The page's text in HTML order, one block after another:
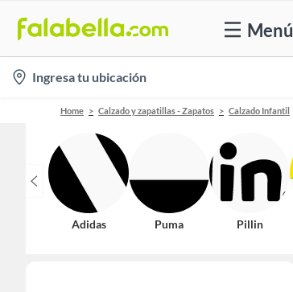
Menú
location-
icon
Ingresa tu ubicación
Home Calzado y zapatillas - Zapatos Calzado Infantil
Adidas Puma Pillin